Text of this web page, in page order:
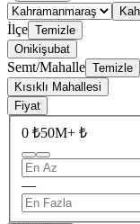
İlçe Temizle
Onikişubat
Semt/Mahalle Temizle
Kısıklı Mahallesi
Fiyat
0 ₺50M+ ₺
—